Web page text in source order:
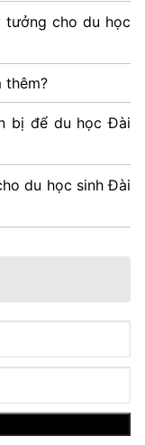
tưởng cho du học
thêm?
bị để du học Đài
du học sinh Đài